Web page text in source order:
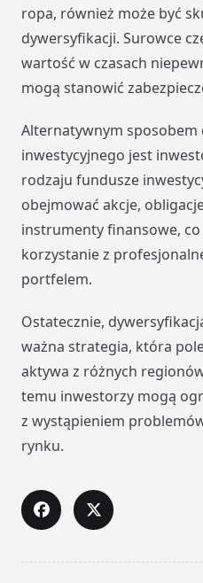
ropa, również może być
dywersyfikacji. Surowce
wartość w czasach
mogą stanowić
Alternatywnym
inwestycyjnego jest
rodzaju fundusze
obejmować akcje,
instrumenty finansowe,
korzystanie z
portfelem.
Ostatecznie,
ważna strategia, która
aktywa z różnych
temu inwestorzy mogą
z wystąpieniem
rynku.